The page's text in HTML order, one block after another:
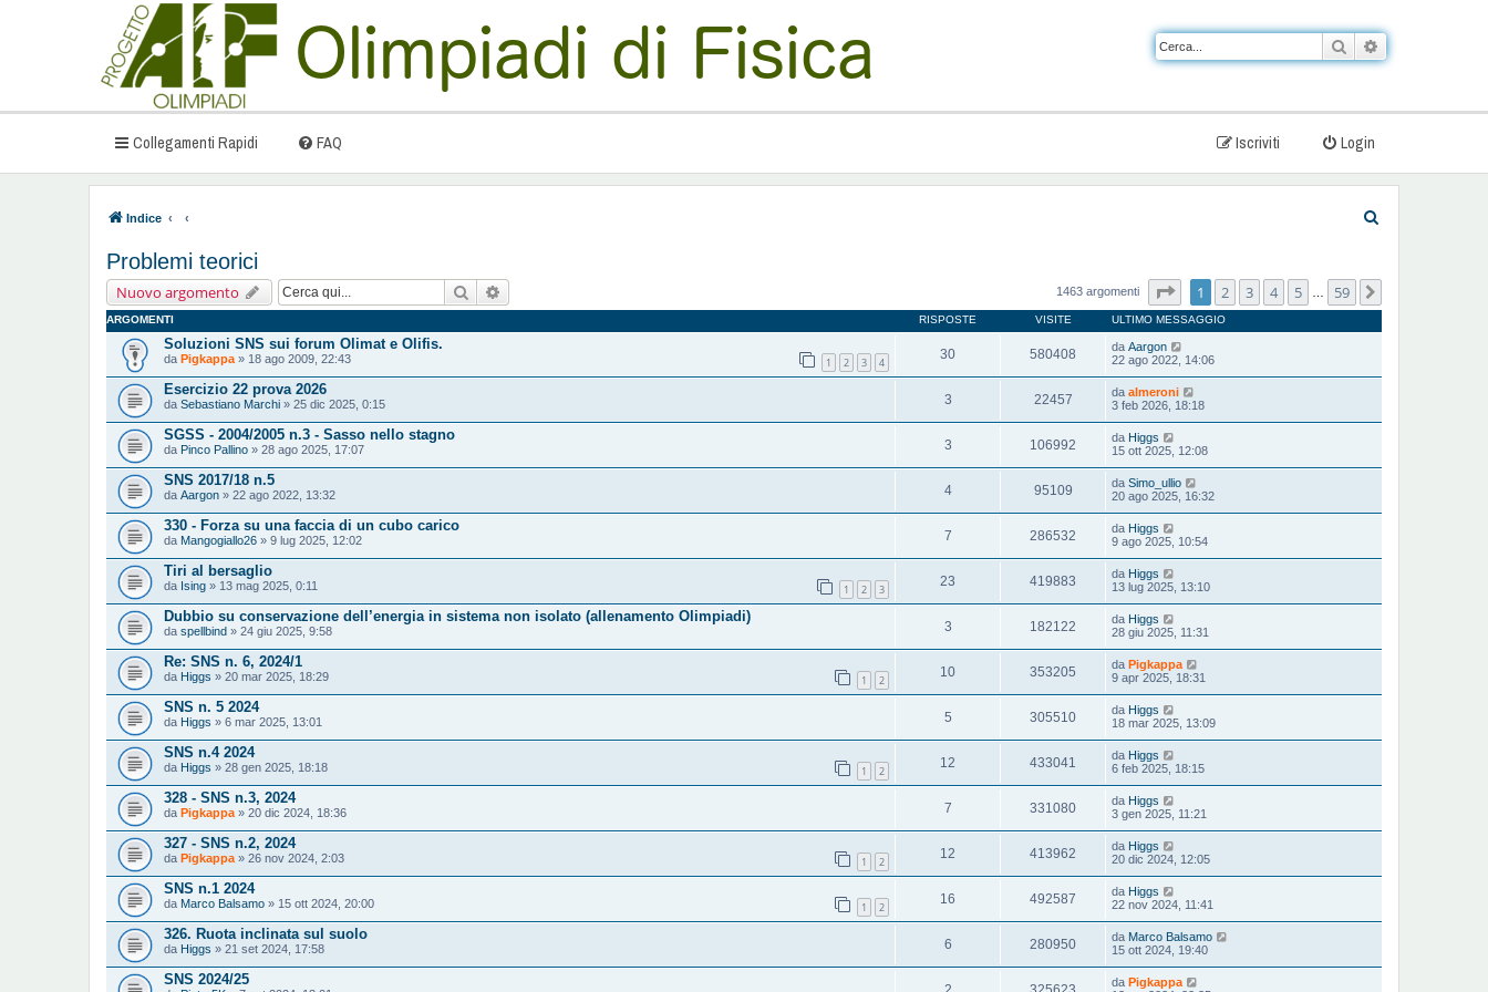
Cerca
Collegamenti Rapidi FAQ Login
Iscriviti
Indice
Problemi teorici
Nuovo argomento Cerca 1463 argomenti Pagina1 di59
1 2 3 4 5 59
ARGOMENTI RISPOSTE VISITE ULTIMO MESSAGGIO
Soluzioni SNS sui forum Olimat e Olifis.
da Pigkappa » 18 ago 2009, 22:43 1 2 3 4
30 580408 da Aargon
22 ago 2022, 14:06
Esercizio 22 prova 2026
da Sebastiano Marchi » 25 dic 2025, 0:15 3 22457 da almeroni
3 feb 2026, 18:18
SGSS - 2004/2005 n.3 - Sasso nello stagno
da Pinco Pallino » 28 ago 2025, 17:07 3 106992 da Higgs
15 ott 2025, 12:08
SNS 2017/18 n.5
da Aargon » 22 ago 2022, 13:32 4 95109 da Simo_ullio
20 ago 2025, 16:32
330 - Forza su una faccia di un cubo carico
da Mangogiallo26 » 9 lug 2025, 12:02 7 286532 da Higgs
9 ago 2025, 10:54
Tiri al bersaglio
da Ising » 13 mag 2025, 0:11 1 2 3
23 419883 da Higgs
13 lug 2025, 13:10
Dubbio su conservazione dell’energia in sistema non isolato (allenamento Olimpiadi)
da spellbind » 24 giu 2025, 9:58 3 182122 da Higgs
28 giu 2025, 11:31
Re: SNS n. 6, 2024/1
da Higgs » 20 mar 2025, 18:29 1 2
10 353205 da Pigkappa
9 apr 2025, 18:31
SNS n. 5 2024
da Higgs » 6 mar 2025, 13:01 5 305510 da Higgs
18 mar 2025, 13:09
SNS n.4 2024
da Higgs » 28 gen 2025, 18:18 1 2
12 433041 da Higgs
6 feb 2025, 18:15
328 - SNS n.3, 2024
da Pigkappa » 20 dic 2024, 18:36 7 331080 da Higgs
3 gen 2025, 11:21
327 - SNS n.2, 2024
da Pigkappa » 26 nov 2024, 2:03 1 2
12 413962 da Higgs
20 dic 2024, 12:05
SNS n.1 2024
da Marco Balsamo » 15 ott 2024, 20:00 1 2
16 492587 da Higgs
22 nov 2024, 11:41
326. Ruota inclinata sul suolo
da Higgs » 21 set 2024, 17:58 6 280950 da Marco Balsamo
15 ott 2024, 19:40
SNS 2024/25 da Pigkappa